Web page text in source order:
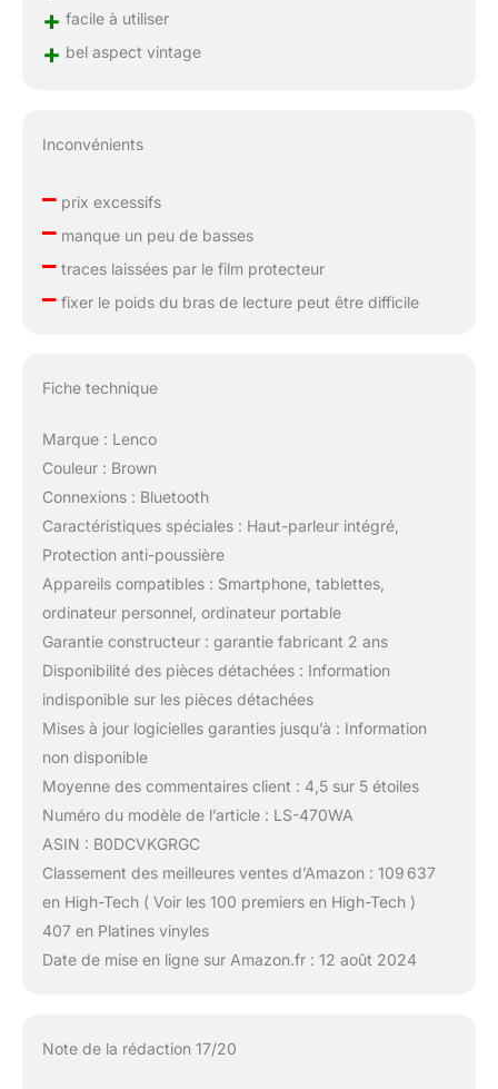
+ facile à utiliser
+ bel aspect vintage
Inconvénients
–prix excessifs
–manque un peu de basses
–traces laissées par le film protecteur
–fixer le poids du bras de lecture peut être difficile
Fiche technique
Marque : Lenco
Couleur : Brown
Connexions : Bluetooth
Caractéristiques spéciales : Haut-parleur intégré,
Protection anti-poussière
Appareils compatibles : Smartphone, tablettes,
ordinateur personnel, ordinateur portable
Garantie constructeur : garantie fabricant 2 ans
Disponibilité des pièces détachées : Information
indisponible sur les pièces détachées
Mises à jour logicielles garanties jusqu’à : Information
non disponible
Moyenne des commentaires client : 4,5 sur 5 étoiles
Numéro du modèle de l’article : LS-470WA
ASIN : B0DCVKGRGC
Classement des meilleures ventes d’Amazon : 109 637
en High-Tech ( Voir les 100 premiers en High-Tech )
407 en Platines vinyles
Date de mise en ligne sur Amazon.fr : 12 août 2024
Note de la rédaction 17/20